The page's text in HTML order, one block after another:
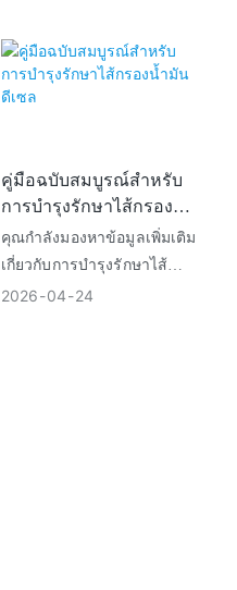
ไส้กรองน้ำมันเครื่องเป็นส่วน
ประกอบที่สำคัญยิ่งของระบบ
อนุภาคโลหะ คราบคาร์บอน
และสิ่งสกปรกอื่นๆ ออกจาก
น้ำมันเครื่อง เพื่อให้มั่นใจได้
ว่าน้ำมันเครื่องไหลเวียนอย่าง
สะอาด และลดการสึกหรอ
ภายในเครื่องยนต์
คู่มือฉบับสมบูรณ์สำหรับ
การบำรุงรักษาไส้กรอง
น้ำมันดีเซล
คุณกำลังมองหาข้อมูลเพิ่มเติม
เกี่ยวกับการบำรุงรักษาไส้
กรองน้ำมันดีเซลอยู่หรือไม่?
2026 04 24